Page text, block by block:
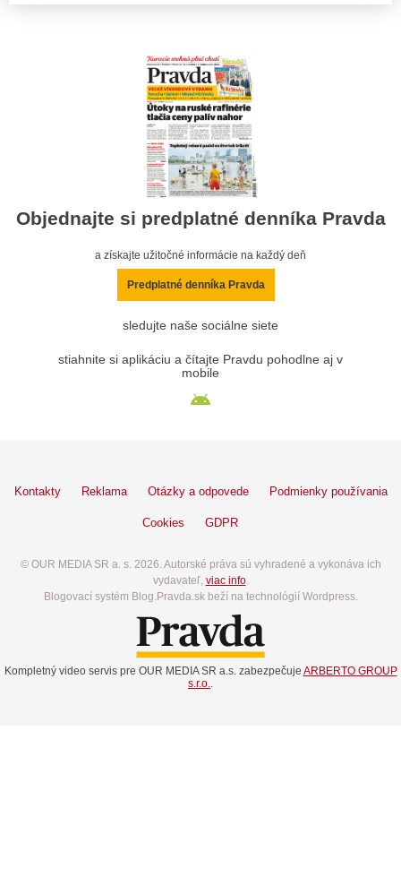
Objednajte si predplatné denníka Pravda
a získajte užitočné informácie na každý deň
Predplatné denníka Pravda
sledujte naše sociálne siete
stiahnite si aplikáciu a čítajte Pravdu pohodlne aj v
mobile
Kontakty Reklama Otázky a odpovede Podmienky používania
Cookies GDPR
© OUR MEDIA SR a. s. 2026. Autorské práva sú vyhradené a vykonáva ich
vydavateľ, viac info.
Blogovací systém Blog.Pravda.sk beží na technológií Wordpress.
Kompletný video servis pre OUR MEDIA SR a.s. zabezpečuje ARBERTO GROUP
s.r.o..